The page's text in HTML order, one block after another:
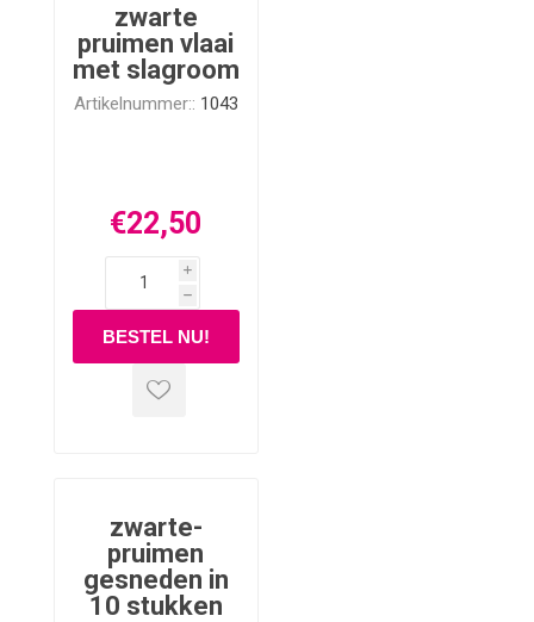
zwarte
pruimen vlaai
met slagroom
Artikelnummer:: 1043
€22,50
i
h
zwarte-
pruimen
gesneden in
10 stukken